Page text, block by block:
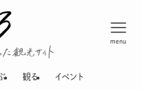
menu
観る イベント